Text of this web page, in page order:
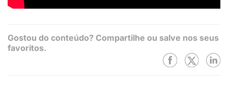
Gostou do conteúdo? Compartilhe ou salve nos seus
favoritos.